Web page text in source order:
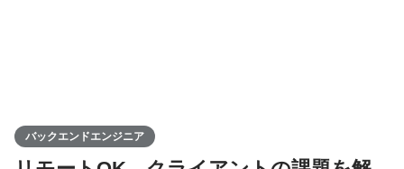
バックエンドエンジニア